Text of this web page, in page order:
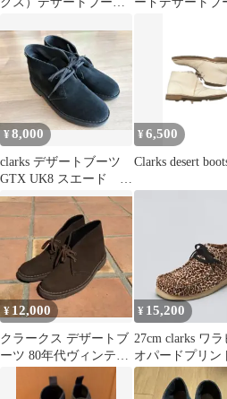
¥8,000
clarks デザートブーツ
GTX UK8 スエード ク
ラークス
¥6,500
Clarks desert
¥ 12,000
クラークス デザートブ
ーツ 80年代ヴィンテー
ジ 英国製 UK3
¥ 15,200
27cm clarks ワ
オパードプリン
コ デザートブー